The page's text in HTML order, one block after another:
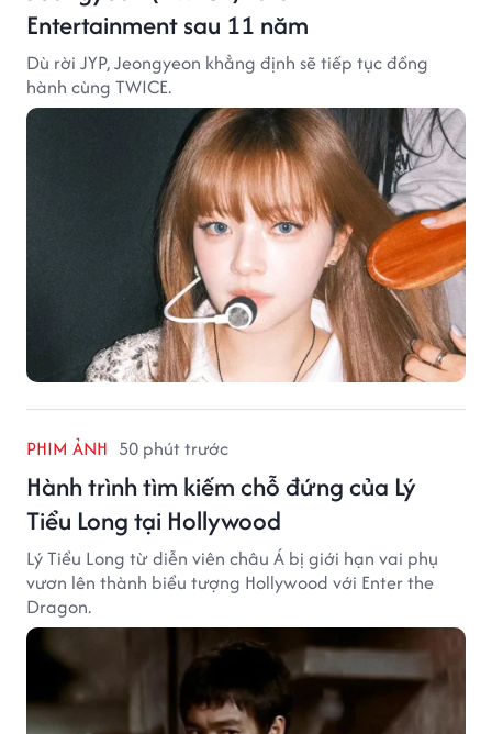
Entertainment sau 11 năm
Dù rời JYP, Jeongyeon khẳng định sẽ tiếp tục đồng
hành cùng TWICE.
PHIM ẢNH 50 phút trước
Hành trình tìm kiếm chỗ đứng của Lý
Tiểu Long tại Hollywood
Lý Tiểu Long từ diễn viên châu Á bị giới hạn vai phụ
vươn lên thành biểu tượng Hollywood với Enter the
Dragon.